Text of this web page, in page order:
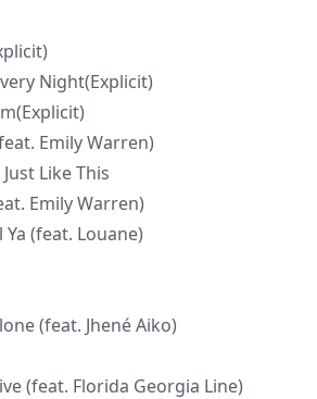
Night(Explicit)
Emily Warren)
Like This
Emily Warren)
(feat. Louane)
(feat. Jhené Aiko)
(feat. Florida Georgia Line)